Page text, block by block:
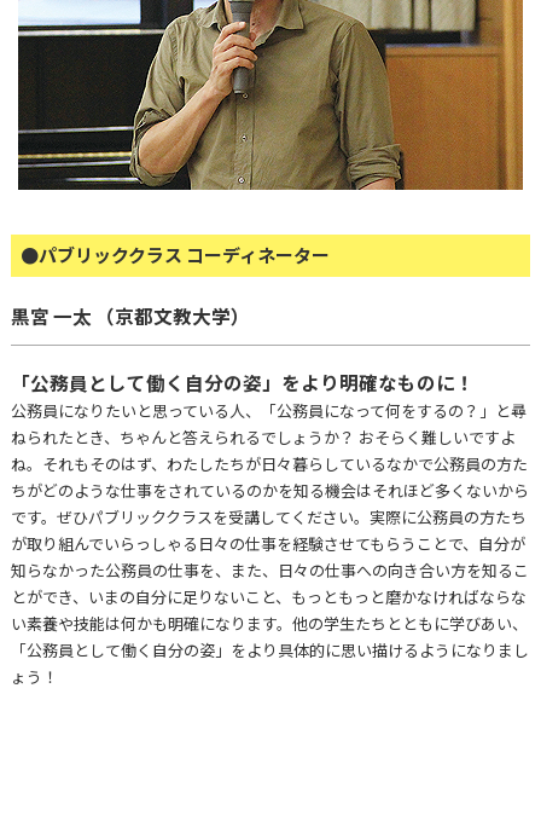
●パブリッククラス コーディネーター
黒宮 一太 （京都文教大学）
「公務員として働く⾃分の姿」をより明確なものに！
公務員になりたいと思っている⼈、「公務員になって何をするの？」と尋
ねられたとき、ちゃんと答えられるでしょうか？ おそらく難しいですよ
ね。それもそのはず、わたしたちが⽇々暮らしているなかで公務員の⽅た
ちがどのような仕事をされているのかを知る機会はそれほど多くないから
です。ぜひパブリッククラスを受講してください。実際に公務員の⽅たち
が取り組んでいらっしゃる⽇々の仕事を経験させてもらうことで、⾃分が
知らなかった公務員の仕事を、また、⽇々の仕事への向き合い⽅を知るこ
とができ、いまの⾃分に⾜りないこと、もっともっと磨かなければならな
い素養や技能は何かも明確になります。他の学⽣たちとともに学びあい、
「公務員として働く⾃分の姿」をより具体的に思い描けるようになりまし
ょう！